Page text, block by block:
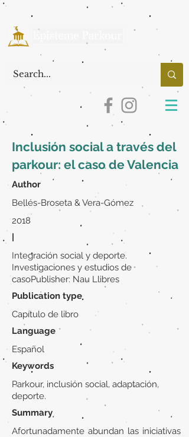
Inclusión social a través del
parkour: el caso de Valencia
Author
Bellés-Broseta & Vera-Gómez
2018
|
Integración social y deporte.
Investigaciones y estudios de
casoPublisher: Nau Llibres
Publication type
Capítulo de libro
Language
Español
Keywords
Parkour, inclusión social, adaptación,
deporte.
Summary
Afortunadamente abundan las iniciativas